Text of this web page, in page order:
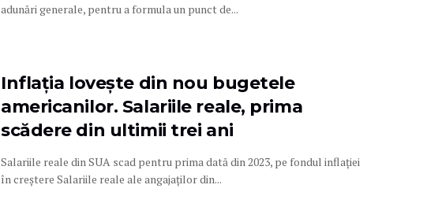
adunări generale, pentru a formula un punct de...
Inflația lovește din nou bugetele
americanilor. Salariile reale, prima
scădere din ultimii trei ani
Salariile reale din SUA scad pentru prima dată din 2023, pe fondul inflației
în creștere Salariile reale ale angajaților din...